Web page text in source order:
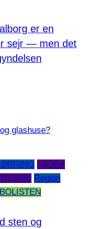
er en
sejr — men det
LAURA
Region
sten og